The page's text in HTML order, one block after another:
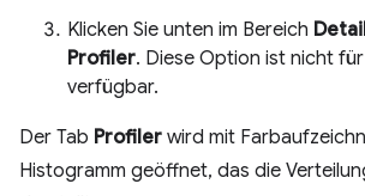
Klicken Sie unten im Bereich
Profiler. Diese Option ist nicht
verfügbar.
Der Tab Profiler wird mit
Histogramm geöffnet, das die